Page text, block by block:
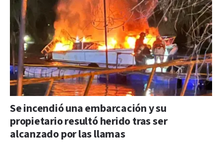
Se incendió una embarcación y su
propietario resultó herido tras ser
alcanzado por las llamas